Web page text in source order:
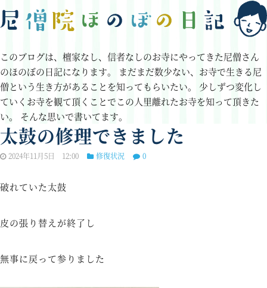
このブログは、檀家なし、信者なしのお寺にやってきた尼僧さん
のほのぼの日記になります。 まだまだ数少ない、お寺で生きる尼
僧という生き方があることを知ってもらいたい。
少しずつ変化し
ていくお寺を観て頂くことでこの人里離れたお寺を知って頂きた
い。 そんな思いで書いてます。
太鼓の修理できました
2024年11月5日 12:00 修復状況 0
破れていた太鼓
皮の張り替えが終了し
無事に戻って参りました